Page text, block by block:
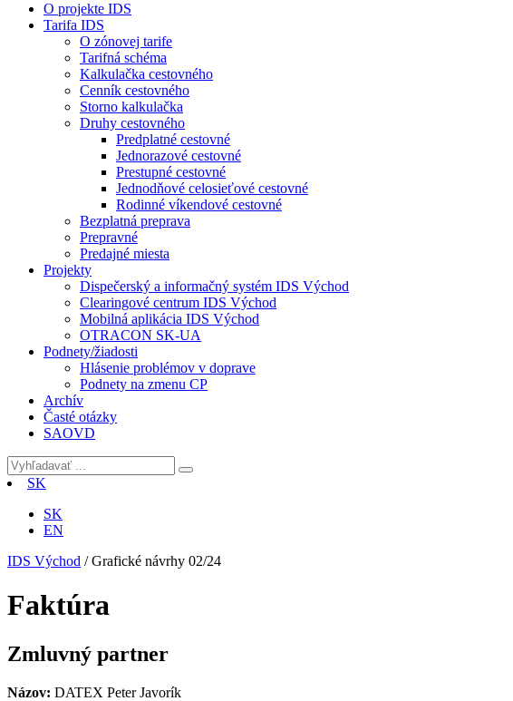
O projekte IDS
Tarifa IDS
O zónovej tarife
Tarifná schéma
Kalkulačka cestovného
Cenník cestovného
Storno kalkulačka
Druhy cestovného
Predplatné cestovné
Jednorazové cestovné
Prestupné cestovné
Jednodňové celosieťové cestovné
Rodinné víkendové cestovné
Bezplatná preprava
Prepravné
Predajné miesta
Projekty
Dispečerský a informačný systém IDS Východ
Clearingové centrum IDS Východ
Mobilná aplikácia IDS Východ
OTRACON SK-UA
Podnety/žiadosti
Hlásenie problémov v doprave
Podnety na zmenu CP
Archív
Časté otázky
SAOVD
SK
SK
EN
IDS Východ /Grafické návrhy 02/24
Faktúra
Zmluvný partner
Názov: DATEX Peter Javorík